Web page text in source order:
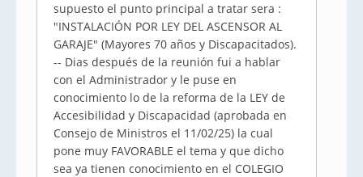
supuesto el punto principal a tratar sera :
"INSTALACIÓN POR LEY DEL ASCENSOR AL
GARAJE" (Mayores 70 años y Discapacitados).
-- Dias después de la reunión fui a hablar
con el Administrador y le puse en
conocimiento lo de la reforma de la LEY de
Accesibilidad y Discapacidad (aprobada en
Consejo de Ministros el 11/02/25) la cual
pone muy FAVORABLE el tema y que dicho
sea ya tienen conocimiento en el COLEGIO